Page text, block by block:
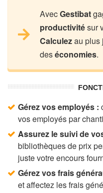
AvecGestibat
productivitésur
Calculezau plus
deséconomies.
Gérez vos employés :
vos employés par
Assurez le suivi de
bibliothèques de prix
juste votre encours
Gérez vos frais
et affectez les frais